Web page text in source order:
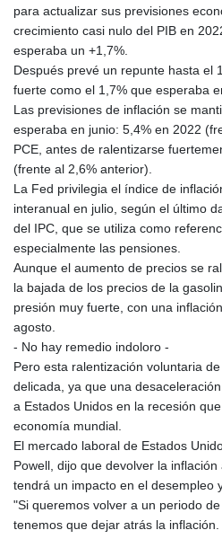
para actualizar sus previsiones
crecimiento casi nulo del PIB en
esperaba un +1,7%.
Después prevé un repunte hasta el
fuerte como el 1,7% que esperaba
Las previsiones de inflación se
esperaba en junio: 5,4% en 2022
PCE, antes de ralentizarse
(frente al 2,6% anterior).
La Fed privilegia el índice de
interanual en julio, según el último
del IPC, que se utiliza como
especialmente las pensiones.
Aunque el aumento de precios se
la bajada de los precios de la
presión muy fuerte, con una
agosto.
- No hay remedio indoloro -
Pero esta ralentización voluntaria
delicada, ya que una
a Estados Unidos en la recesión
economía mundial.
El mercado laboral de Estados
Powell, dijo que devolver la
tendrá un impacto en el desempleo
"Si queremos volver a un periodo
tenemos que dejar atrás la